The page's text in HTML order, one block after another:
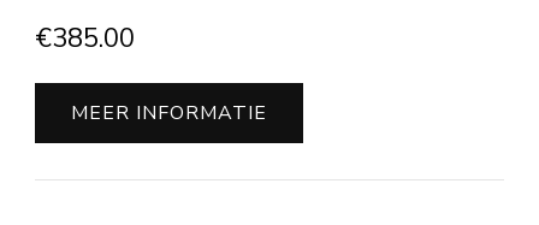
€385.00
MEER INFORMATIE